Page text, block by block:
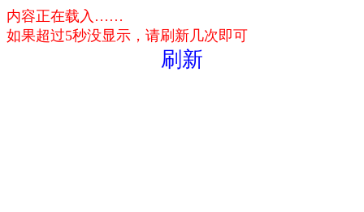
内容正在载入……
如果超过5秒没显示，请刷新几次即可
刷新